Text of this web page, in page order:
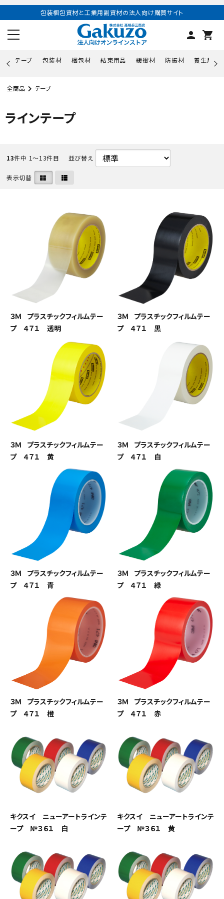
包装梱包資材と工業用副資材の法人向け購買サイト
person shopping_cart
テープ 包装材 梱包材 結束用品 緩衝材 防振材 養生用品
全商品 テープ
ラインテープ
13件中 1〜13件目 並び替え
表示切替
３Ｍ プラスチックフィルムテー
プ ４７１ 透明
３Ｍ プラスチックフィルムテー
プ ４７１ 黒
３Ｍ プラスチックフィルムテー
プ ４７１ 黄
３Ｍ プラスチックフィルムテー
プ ４７１ 白
３Ｍ プラスチックフィルムテー
プ ４７１ 青
３Ｍ プラスチックフィルムテー
プ ４７１ 緑
３Ｍ プラスチックフィルムテー
プ ４７１ 橙
３Ｍ プラスチックフィルムテー
プ ４７１ 赤
キクスイ ニューアートラインテ
ープ №３６１ 白
キクスイ ニューアートラインテ
ープ №３６１ 黄